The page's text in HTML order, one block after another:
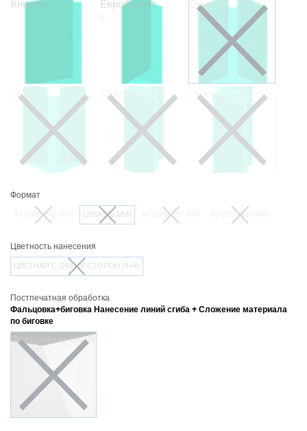
Книжка Евробуклет Окно 2
Окно 3 Гармошка 3 Гармошка 4
Формат
А5 (148×210 ММ) (200×210 ММ) A4 (210×297 ММ) А3 (297×420 ММ)
Цветность нанесения
ЦВЕТНАЯ С ОБЕИХ СТОРОН (4+4)
Постпечатная обработка
Фальцовка+биговка Нанесение линий сгиба + Сложение материала
по биговке
Фальцовка+биговка